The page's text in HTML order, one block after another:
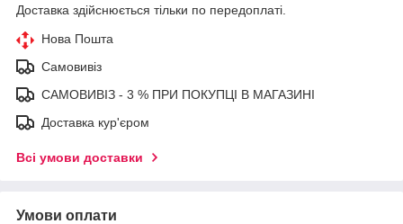
Доставка здійснюється тільки по передоплаті.
Нова Пошта
Самовивіз
САМОВИВІЗ - 3 % ПРИ ПОКУПЦІ В МАГАЗИНІ
Доставка кур'єром
Всі умови доставки
Умови оплати